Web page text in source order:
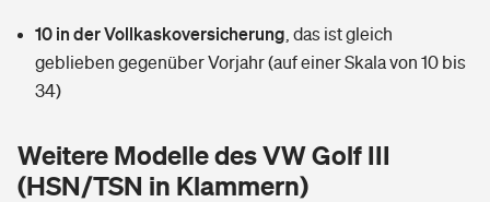
Tools
Hochwasser-Check: Wie gefährdet ist Ihr Haus?
Handyversicherung
Private Cyberversicherung
Wer versichert was: Jetzt Versicherer finden
Rentenrechner: Wie viel Geld bekomme ich im Alter?
10 in der Vollkaskoversicherung das ist gleich
geblieben gegenüber Vorjahr (auf einer Skala von 10 bis
34)
Weitere Modelle des VW Golf III
(HSN/TSN in Klammern)